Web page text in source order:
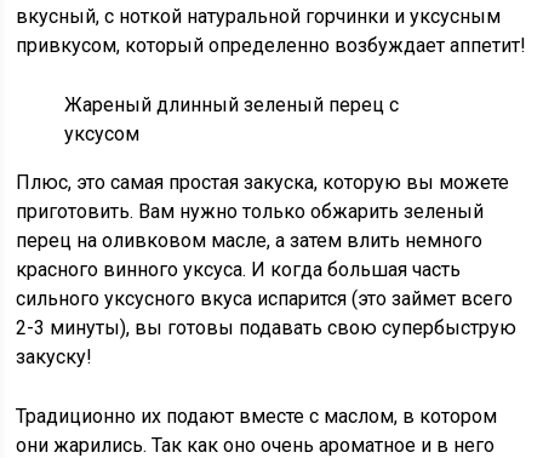
вкусный, с ноткой натуральной горчинки и уксусным
привкусом, который определенно возбуждает аппетит!
Жареный длинный зеленый перец с
уксусом
Плюс, это самая простая закуска, которую вы можете
приготовить. Вам нужно только обжарить зеленый
перец на оливковом масле, а затем влить немного
красного винного уксуса. И когда большая часть
сильного уксусного вкуса испарится (это займет всего
2-3 минуты), вы готовы подавать свою супербыструю
закуску!
Традиционно их подают вместе с маслом, в котором
они жарились. Так как оно очень ароматное и в него